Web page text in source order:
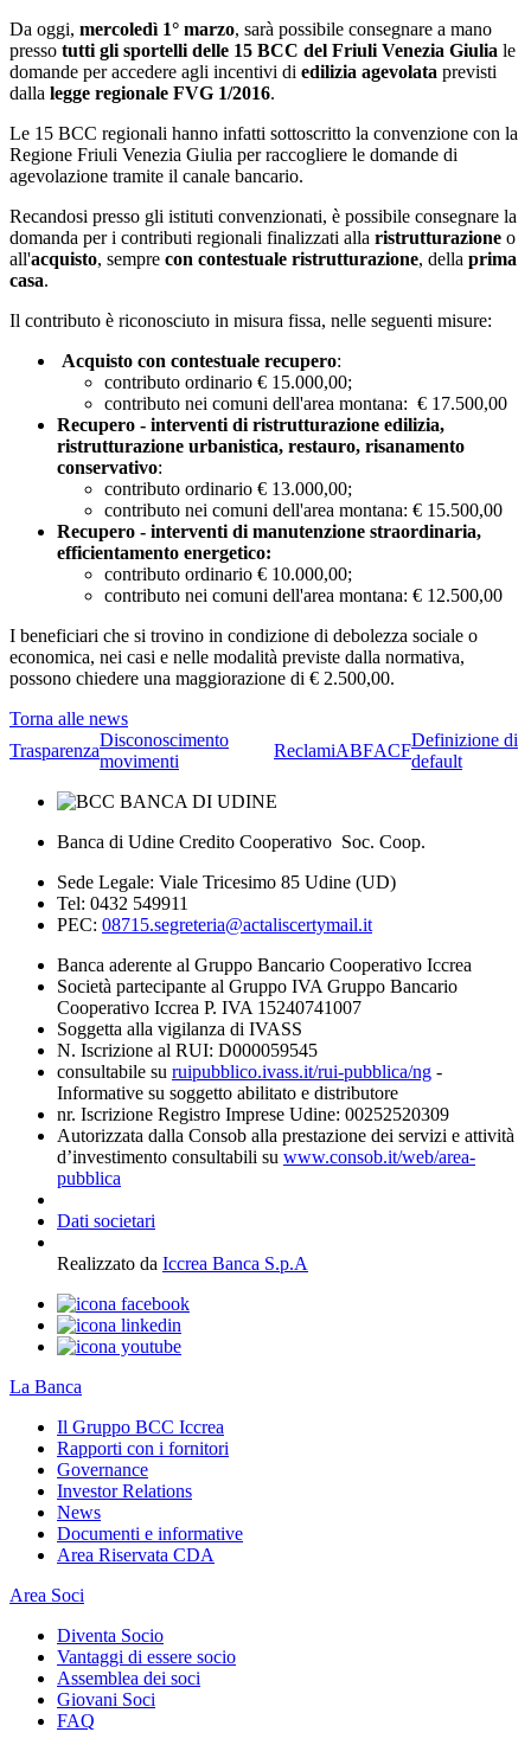
Da oggi, mercoledì 1° marzo, sarà possibile consegnare a mano
presso tutti gli sportelli delle 15 BCC del Friuli Venezia Giulia le
domande per accedere agli incentivi di edilizia agevolata previsti
dalla legge regionale FVG 1/2016.
Le 15 BCC regionali hanno infatti sottoscritto la convenzione con la
Regione Friuli Venezia Giulia per raccogliere le domande di
agevolazione tramite il canale bancario.
Recandosi presso gli istituti convenzionati, è possibile consegnare la
domanda per i contributi regionali finalizzati alla ristrutturazione o
all'acquisto, sempre con contestuale ristrutturazione, della prima
casa.
Il contributo è riconosciuto in misura fissa, nelle seguenti misure:
Acquisto con contestuale recupero:
contributo ordinario € 15.000,00;
contributo nei comuni dell'area montana: € 17.500,00
Recupero - interventi di ristrutturazione edilizia,
ristrutturazione urbanistica, restauro, risanamento
conservativo:
contributo ordinario € 13.000,00;
contributo nei comuni dell'area montana: € 15.500,00
Recupero - interventi di manutenzione straordinaria,
efficientamento energetico:
contributo ordinario € 10.000,00;
contributo nei comuni dell'area montana: € 12.500,00
I beneficiari che si trovino in condizione di debolezza sociale o
economica, nei casi e nelle modalità previste dalla normativa,
possono chiedere una maggiorazione di € 2.500,00.
Torna alle news
Trasparenza
Disconoscimento
movimenti
ReclamiABFACF
Definizione di
default
Banca di Udine Credito Cooperativo Soc. Coop.
Sede Legale: Viale Tricesimo 85 Udine (UD)
Tel: 0432 549911
PEC: 08715.segreteria@actaliscertymail.it
Banca aderente al Gruppo Bancario Cooperativo Iccrea
Società partecipante al Gruppo IVA Gruppo Bancario
Cooperativo Iccrea P. IVA 15240741007
Soggetta alla vigilanza di IVASS
N. Iscrizione al RUI: D000059545
consultabile su ruipubblico.ivass.it/rui-pubblica/ng -
Informative su soggetto abilitato e distributore
nr. Iscrizione Registro Imprese Udine: 00252520309
Autorizzata dalla Consob alla prestazione dei servizi e attività
d’investimento consultabili su www.consob.it/web/area-
pubblica
Dati societari
Realizzato da Iccrea Banca S.p.A
La Banca
Il Gruppo BCC Iccrea
Rapporti con i fornitori
Governance
Investor Relations
News
Documenti e informative
Area Riservata CDA
Area Soci
Diventa Socio
Vantaggi di essere socio
Assemblea dei soci
Giovani Soci
FAQ